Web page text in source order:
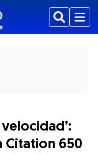
BuscarMenu
Citation 650